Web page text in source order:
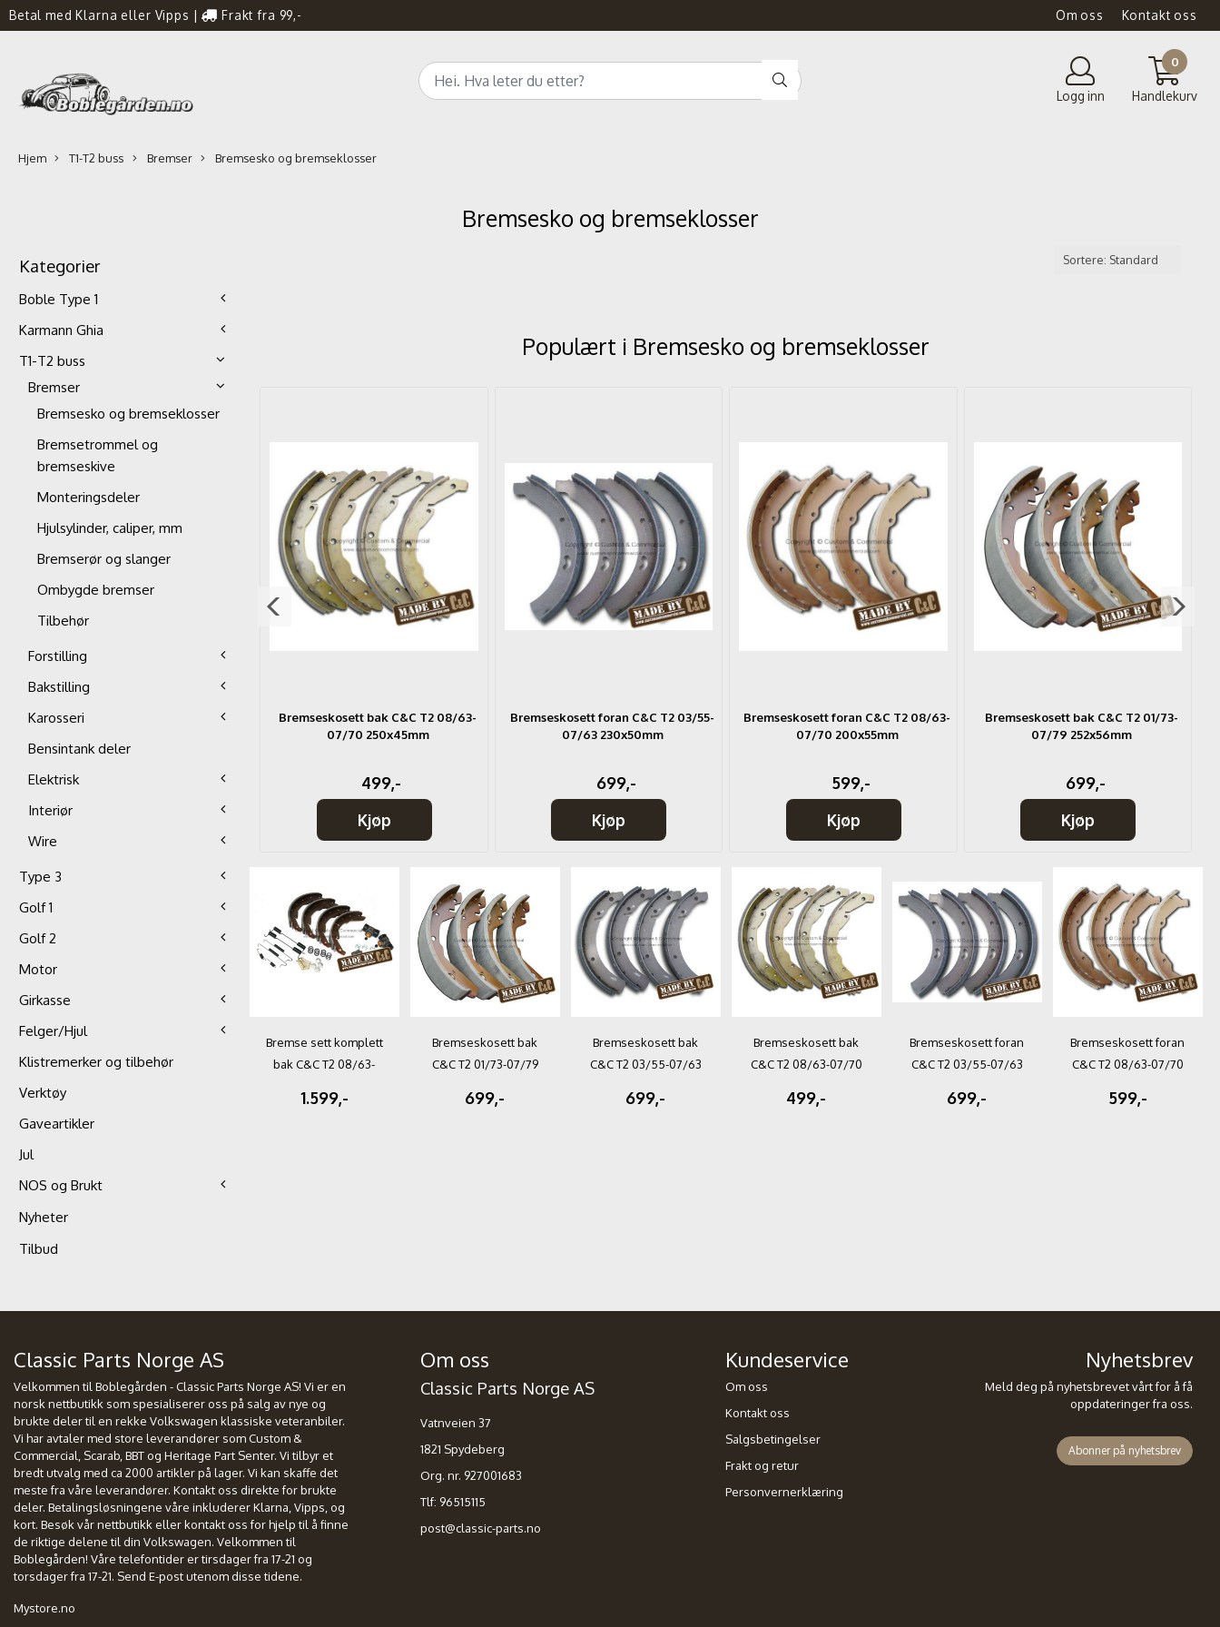
Betal med Klarna eller Vipps | Frakt fra 99,- Om oss Kontakt oss
Logg inn
0
Handlekurv
Hjem T1-T2 buss Bremser Bremsesko og bremseklosser
Bremsesko og bremseklosser
Kategorier
Boble Type 1
Karmann Ghia
T1-T2 buss
Bremser
Bremsesko og bremseklosser
Bremsetrommel og
bremseskive
Monteringsdeler
Hjulsylinder, caliper, mm
Bremserør og slanger
Ombygde bremser
Tilbehør
Forstilling
Bakstilling
Karosseri
Bensintank deler
Elektrisk
Interiør
Wire
Type 3
Golf 1
Golf 2
Motor
Girkasse
Felger/Hjul
Klistremerker og tilbehør
Verktøy
Gaveartikler
Jul
NOS og Brukt
Nyheter
Tilbud
Populært i Bremsesko og bremseklosser
Bremseskosett bak C&C T2 03/55-
Bremseskosett bak C&C T2 08/63-
07/70 250x45mm
499,-
Kjøp
Bremseskosett foran C&C T2 03/55-
07/63 230x50mm
699,-
Kjøp
Bremseskosett foran C&C T2 08/63-
07/70 200x55mm
599,-
Kjøp
Bremseskosett bak C&C T2 01/73-
07/79 252x56mm
699,-
Kjøp
Bremse sett komplett
bak C&C T2 08/63-
1.599,-
Bremseskosett bak
C&C T2 01/73-07/79
699,-
Bremseskosett bak
C&C T2 03/55-07/63
699,-
Bremseskosett bak
C&C T2 08/63-07/70
499,-
Bremseskosett foran
C&C T2 03/55-07/63
699,-
Bremseskosett foran
C&C T2 08/63-07/70
599,-
Classic Parts Norge AS
Velkommen til Boblegården - Classic Parts Norge AS! Vi er en
norsk nettbutikk som spesialiserer oss på salg av nye og
brukte deler til en rekke Volkswagen klassiske veteranbiler.
Vi har avtaler med store leverandører som Custom &
Commercial, Scarab, BBT og Heritage Part Senter. Vi tilbyr et
bredt utvalg med ca 2000 artikler på lager. Vi kan skaffe det
meste fra våre leverandører. Kontakt oss direkte for brukte
deler. Betalingsløsningene våre inkluderer Klarna, Vipps, og
kort. Besøk vår nettbutikk eller kontakt oss for hjelp til å finne
de riktige delene til din Volkswagen. Velkommen til
Boblegården! Våre telefontider er tirsdager fra 17-21 og
torsdager fra 17-21. Send E-post utenom disse tidene.
Mystore.no
Om oss
Classic Parts Norge AS
Vatnveien 37
1821 Spydeberg
Org. nr. 927001683
Tlf: 96515115
post@classic-parts.no
Kundeservice
Om oss
Kontakt oss
Salgsbetingelser
Frakt og retur
Personvernerklæring
Nyhetsbrev
Meld deg på nyhetsbrevet vårt for å få
oppdateringer fra oss.
Abonner på nyhetsbrev